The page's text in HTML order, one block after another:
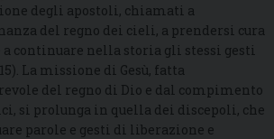
degli apostoli, chiamati a
del regno dei cieli, a prendersi cura
a continuare nella storia gli stessi gesti
15). La missione di Gesù, fatta
del regno di Dio e dal compimento
si prolunga in quella dei discepoli, che
parole e gesti di liberazione e